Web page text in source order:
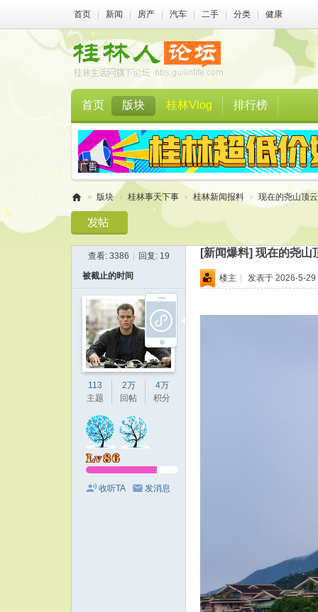
首页 新闻 房产 汽车 二手 分类 健康
首页 版块 桂林Vlog 排行榜
林
» 版块 › 桂林事天下事 › 桂林新闻报料 › 现在的尧山顶
查看: 3386 回复: 19 [新闻爆料] 现在的尧山
被截止的时间
113
主题
2万
回帖
4万
积分
收听TA 发消息
楼主 | 发表于 2026-5-